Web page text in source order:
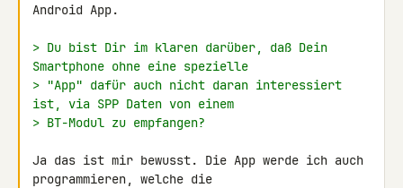
Android App.
> Du bist Dir im klaren darüber, daß Dein
Smartphone ohne eine spezielle
> "App" dafür auch nicht daran interessiert
ist, via SPP Daten von einem
> BT-Modul zu empfangen?
Ja das ist mir bewusst. Die App werde ich auch
programmieren, welche die